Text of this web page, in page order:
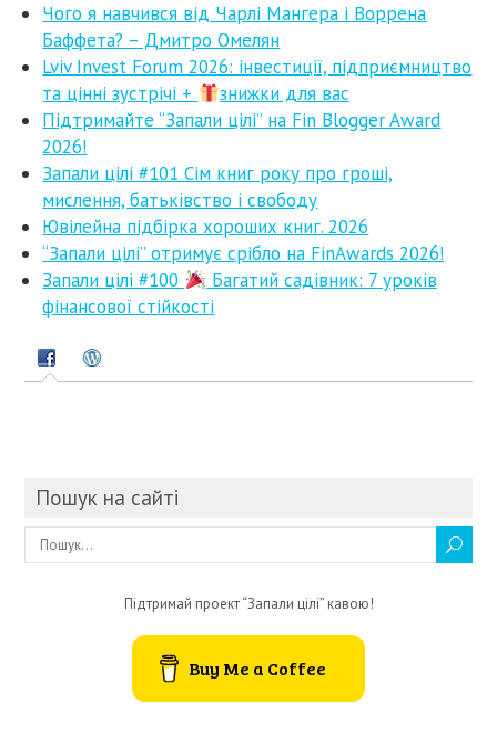
Чого я навчився від Чарлі Мангера і Воррена
Баффета? – Дмитро Омелян
Lviv Invest Forum 2026: інвестиції, підприємництво
та цінні зустрічі +
знижки для вас
Підтримайте “Запали цілі” на Fin Blogger Award
2026!
Запали цілі #101 Сім книг року про гроші,
мислення, батьківство і свободу
Ювілейна підбірка хороших книг. 2026
“Запали цілі” отримує срібло на FinAwards 2026!
Запали цілі #100
Багатий садівник: 7 уроків
фінансової стійкості
Пошук на сайті
Підтримай проект “Запали цілі” кавою!
Buy Me a Coffee